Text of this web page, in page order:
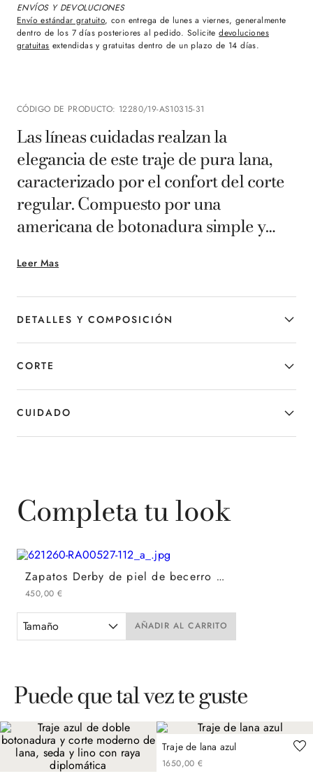
ENVÍOS Y DEVOLUCIONES
Envío estándar gratuito, con entrega de lunes a viernes, generalmente
dentro de los 7 días posteriores al pedido. Solicitedevoluciones
gratuitas extendidas y gratuitas dentro de un plazo de 14 días.
CÓDIGO DE PRODUCTO: 12280/19-AS10315-31
Leer Mas
Las líneas cuidadas realzan la
elegancia de este traje de pura lana,
caracterizado por el confort del corte
regular. Compuesto por una
americana de botonadura simple y
pinzas, está dedicado al hombre de
negocios que busca distinguirse por su
propio estilo.
DETALLES Y COMPOSICIÓN
CORTE
CUIDADO
Completa tu look
Zapatos Derby de piel de becerro tamponada en negro
450,00 €
Tamaño AÑADIR AL CARRITO
Puede que tal vez te guste
Traje de lana azul
1650,00 €